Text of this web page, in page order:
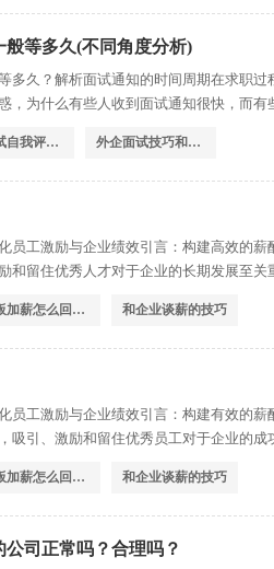
般等多久(不同角度分析)
多久？解析面试通知的时间周期在求职
，为什么有些人收到面试通知很快，而
，招聘部门需要收集和筛选大量的简历，
公司面试自我评价怎么写 外企面试技巧和注意事项
员工激励与企业绩效引言：构建高效的
和留住优秀人才对于企业的长期发展至
酬和福利，激励员工发挥出更高的工作动
老板加薪怎么回复感谢 和企业谈薪的技巧
员工激励与企业绩效引言：构建有效的
吸引、激励和留住优秀员工对于企业的
现的重要手段之一。通过合理的薪酬设计
老板加薪怎么回复感谢 和企业谈薪的技巧
司正常吗？合理吗？